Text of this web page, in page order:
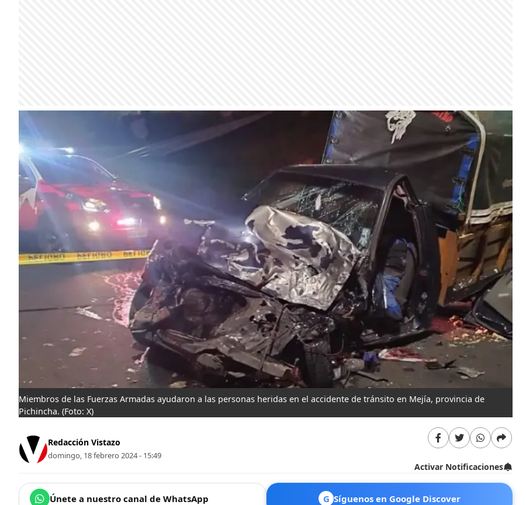
Miembros de las Fuerzas Armadas ayudaron a las personas heridas en el accidente de tránsito en Mejía, provincia de
Pichincha. (Foto: X)
Redacción Vistazo
domingo, 18 febrero 2024 - 15:49
Activar Notificaciones
Únete a nuestro canal de WhatsApp G Síguenos en Google Discover